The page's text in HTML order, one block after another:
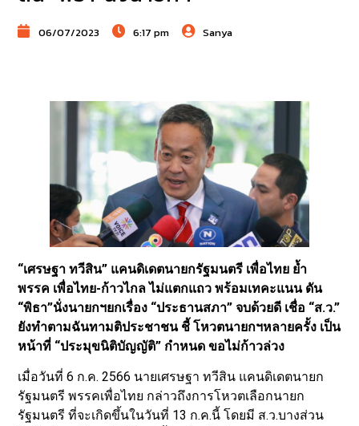
06/07/2023 6:17 pm Sanya
“เศรษฐา ทวีสิน” แคนดิเดตนายกรัฐมนตรี เพื่อไทย ย้ำ
พรรค เพื่อไทย-ก้าวไกล ไม่แตกแถว พร้อมเทคะแนน ดัน
“พิธา”นั่งนายกฯยกเรื่อง “ประธานสภา” จบด้วยดี เชื่อ “ส.ว.”
ยังทำตามฉันทามติประชาชน ชี้ โหวตนายกฯหลายครั้ง เป็น
หน้าที่ “ประมุขนิติบัญญัติ” กำหนด ขอไม่ก้าวล่วง
เมื่อวันที่ 6 ก.ค. 2566 นายเศรษฐา ทวีสิน แคนดิเดตนายก
รัฐมนตรี พรรคเพื่อไทย กล่าวถึงการโหวตเลือกนายก
รัฐมนตรี ที่จะเกิดขึ้นในวันที่ 13 ก.ค.นี้ โดยมี ส.ว.บางส่วน